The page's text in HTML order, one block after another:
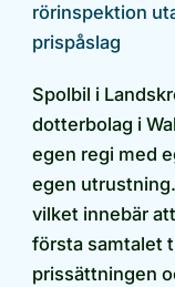
rörinspektion
prispåslag
Spolbil i
dotterbolag i
egen regi med
egen
vilket innebär
första samtalet
prissättningen